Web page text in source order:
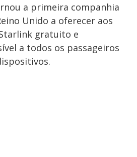
a primeira companhia
Unido a oferecer aos
gratuito e
a todos os passageiros